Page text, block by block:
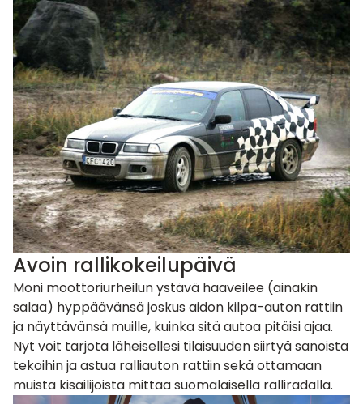
Avoin rallikokeilupäivä
Moni moottoriurheilun ystävä haaveilee (ainakin
salaa) hyppäävänsä joskus aidon kilpa-auton rattiin
ja näyttävänsä muille, kuinka sitä autoa pitäisi ajaa.
Nyt voit tarjota läheisellesi tilaisuuden siirtyä sanoista
tekoihin ja astua ralliauton rattiin sekä ottamaan
muista kisailijoista mittaa suomalaisella ralliradalla.